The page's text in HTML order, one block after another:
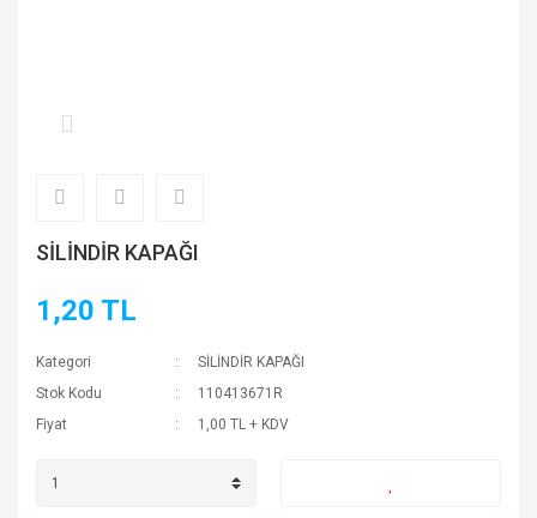
SİLİNDİR KAPAĞI
1,20 TL
Kategori
SİLİNDİR KAPAĞI
Stok Kodu
110413671R
Fiyat
1,00 TL + KDV